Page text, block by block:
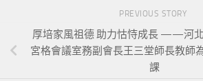
PREVIOUS STORY
厚培家風祖德 助力怙恃成長 ——河
宮格會議室務副會長王三堂師長教師
課